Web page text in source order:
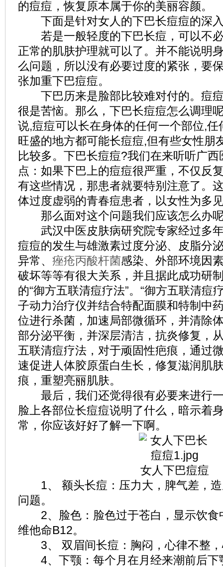
的痘痘，恢复原本属于你的美丽容颜。
下面是针对女人的下巴长痘痘的深
若是一般轻度的下巴长痘，可以不必
正常的肌肤护理就可以了。并不能说明
么问题，所以没有必要过度的紧张，要
张加重下巴痘痘。
下巴历来是脸部比较难对付的。痘痘
很是苦恼。那么，下巴长痘痘怎么调理
说,痘痘可以长在身体的任何一个部位,
旺盛的地方都可能长痘痘,但有些女性朋
比较多。下巴长痘痘?我们在来听听广
点：如果下巴上的痘痘很严重，不仅反
有这些情况，那患者就要特别注意了。
体过度虚弱的青春痘患者，以女性为多
那么面对这个问题我们应该怎么办
武汉中医皮肤病研究院专家经过多年
痘痘的发生与雄激素过度分泌、皮脂分
异常、 痤疮丙酸杆菌感染、外部环境因
破坏等等有很大关系，并且据此成功研
的“御方五联清痘疗法”。“御方五联清痘
子动力治疗仪并结合特配面膜和特制中
位进行杀菌，加速局部微循环，并清除
部分泌平衡，并深层清洁，抗炎修复，
五联清痘疗法，对于顽固性疤痕，通过
速促进人体胶原蛋白生长，修复滋润肌
痕，重塑亮丽肌肤。
最后，我们还觉得很有必要来进行一
脸上各部位长痘痘说明了什么，暗示着
常，你应该好好了解一下啊。
女人下巴痘痘
1、 额头长痘：压力大，脾气差，造
问题。
2、脸色：脸色过于苍白，显示饮食
维他命B12。
3、 双眉间长痘：胸闷，心律不整，
4、下颚：每个月在月经来潮前后下